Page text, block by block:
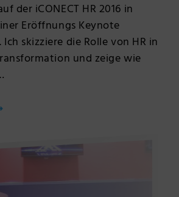
der iCONECT HR 2016 in
Eröffnungs Keynote
skizziere die Rolle von HR in
und zeige wie